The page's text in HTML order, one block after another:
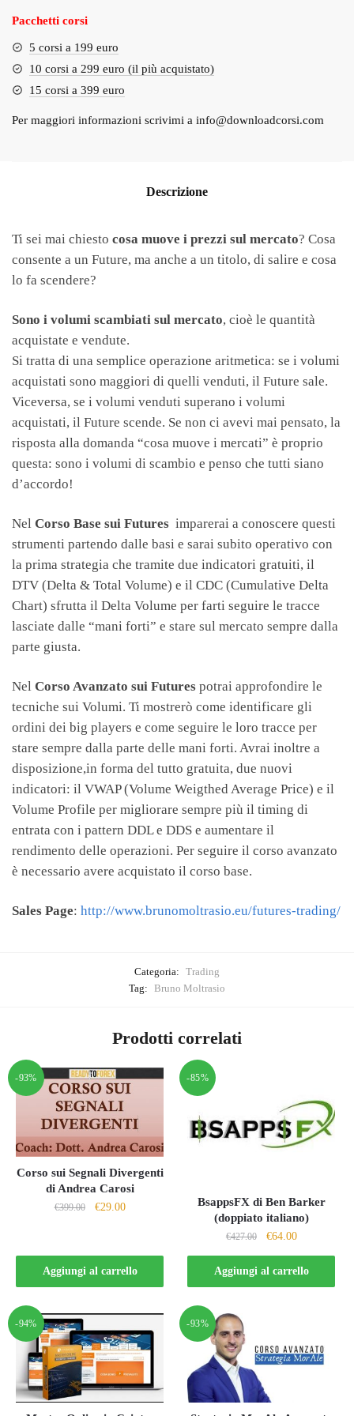
Pacchetti corsi
5 corsi a 199 euro
10 corsi a 299 euro (il più acquistato)
15 corsi a 399 euro
Per maggiori informazioni scrivimi a info@downloadcorsi.com
Descrizione
Ti sei mai chiesto cosa muove i prezzi sul mercato? Cosa
consente a un Future, ma anche a un titolo, di salire e cosa
lo fa scendere?
Sono i volumi scambiati sul mercato, cioè le quantità
acquistate e vendute.
Si tratta di una semplice operazione aritmetica: se i volumi
acquistati sono maggiori di quelli venduti, il Future sale.
Viceversa, se i volumi venduti superano i volumi
acquistati, il Future scende. Se non ci avevi mai pensato, la
risposta alla domanda “cosa muove i mercati” è proprio
questa: sono i volumi di scambio e penso che tutti siano
d’accordo!
Nel Corso Base sui Futures imparerai a conoscere questi
strumenti partendo dalle basi e sarai subito operativo con
la prima strategia che tramite due indicatori gratuiti, il
DTV (Delta & Total Volume) e il CDC (Cumulative Delta
Chart) sfrutta il Delta Volume per farti seguire le tracce
lasciate dalle “mani forti” e stare sul mercato sempre dalla
parte giusta.
Nel Corso Avanzato sui Futures potrai approfondire le
tecniche sui Volumi. Ti mostrerò come identificare gli
ordini dei big players e come seguire le loro tracce per
stare sempre dalla parte delle mani forti. Avrai inoltre a
disposizione,in forma del tutto gratuita, due nuovi
indicatori: il VWAP (Volume Weigthed Average Price) e il
Volume Profile per migliorare sempre più il timing di
entrata con i pattern DDL e DDS e aumentare il
rendimento delle operazioni. Per seguire il corso avanzato
è necessario avere acquistato il corso base.
Sales Page: http://www.brunomoltrasio.eu/futures-trading/
Categoria: Trading
Tag: Bruno Moltrasio
Prodotti correlati
-93%
Corso sui Segnali Divergenti
di Andrea Carosi
€399.00
Il
era:
€399.00.
€29.00Il
è:
€29.00.
Aggiungi al carrello
-85%
BsappsFX di Ben Barker
(doppiato italiano)
€427.00
Il
prezzo
originale
era:
€64.00Il
prezzo
attuale
è:
Aggiungi al carrello
-94% -93%